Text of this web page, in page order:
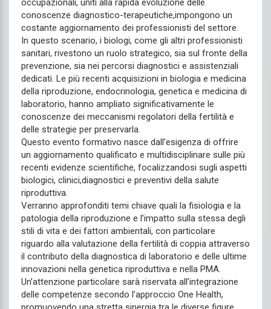
occupazionali, uniti alla rapida evoluzione delle
conoscenze diagnostico-terapeutiche,impongono un
costante aggiornamento dei professionisti del settore.
In questo scenario, i biologi, come gli altri professionisti
sanitari, rivestono un ruolo strategico, sia sul fronte della
prevenzione, sia nei percorsi diagnostici e assistenziali
dedicati. Le più recenti acquisizioni in biologia e medicina
della riproduzione, endocrinologia, genetica e medicina di
laboratorio, hanno ampliato significativamente le
conoscenze dei meccanismi regolatori della fertilità e
delle strategie per preservarla.
Questo evento formativo nasce dall’esigenza di offrire
un aggiornamento qualificato e multidisciplinare sulle più
recenti evidenze scientifiche, focalizzandosi sugli aspetti
biologici, clinici,diagnostici e preventivi della salute
riproduttiva.
Verranno approfonditi temi chiave quali la fisiologia e la
patologia della riproduzione e l’impatto sulla stessa degli
stili di vita e dei fattori ambientali, con particolare
riguardo alla valutazione della fertilità di coppia attraverso
il contributo della diagnostica di laboratorio e delle ultime
innovazioni nella genetica riproduttiva e nella PMA.
Un’attenzione particolare sarà riservata all’integrazione
delle competenze secondo l’approccio One Health,